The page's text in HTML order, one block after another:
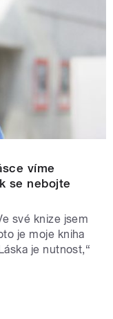
víme
se nebojte
své knize jsem
je moje kniha
je nutnost,“